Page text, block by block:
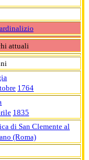
attuali
1764
1835
di San Clemente al
(Roma)